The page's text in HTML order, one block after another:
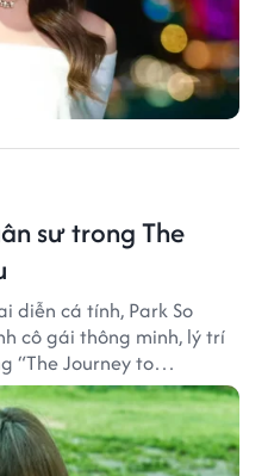
sư trong The
diễn cá tính, Park So
cô gái thông minh, lý trí
“The Journey to